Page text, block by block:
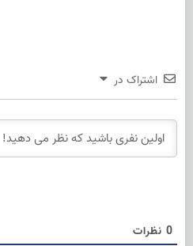
اشتراک در
0نظرات